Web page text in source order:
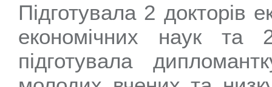
Підготувала 2 докторів
економічних наук та
підготувала